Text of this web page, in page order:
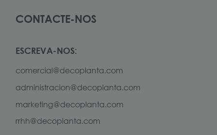
CONTACTE-NOS
ESCREVA-NOS:
comercial@decoplanta.com
administracion@decoplanta.com
marketing@decoplanta.com
rrhh@decoplanta.com